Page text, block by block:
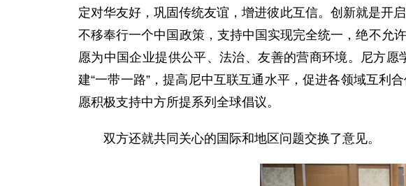
定对华友好，巩固传统友谊，增进彼此互信。创新就是开
不移奉行一个中国政策，支持中国实现完全统一，绝不允
愿为中国企业提供公平、法治、友善的营商环境。尼方
建“一带一路”，提高尼中互联互通水平，促进各领域互利
愿积极支持中方所提系列全球倡议。
双方还就共同关心的国际和地区问题交换了意见。